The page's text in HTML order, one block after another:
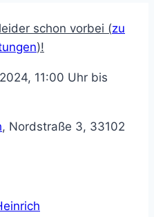
schon vorbei (zu
)!
11:00 Uhr bis
, Nordstraße 3, 33102